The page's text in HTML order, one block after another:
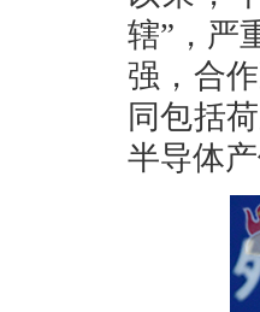
辖”，严
强，合
同包括
半导体产